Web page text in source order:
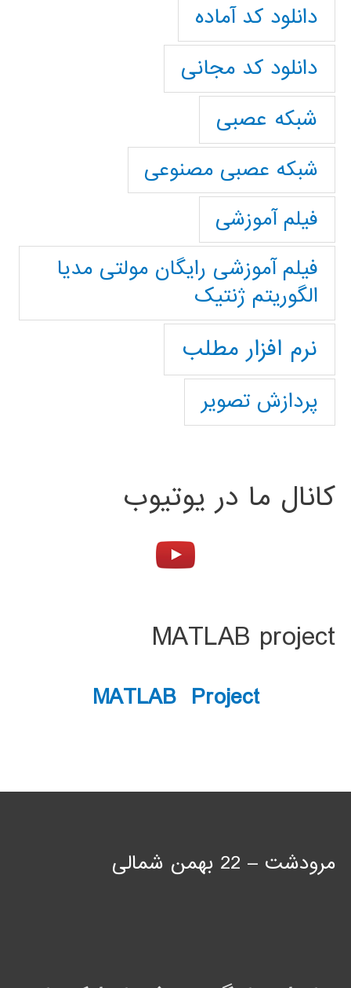
دانلود کد آماده
دانلود کد مجانی
شبکه عصبی
شبکه عصبی مصنوعی
فیلم آموزشی
فیلم آموزشی رایگان مولتی مدیا
الگوریتم ژنتیک
نرم افزار مطلب
پردازش تصویر
کانال ما در یوتیوب
MATLAB project
MATLAB Project
مرودشت – 22 بهمن شمالی